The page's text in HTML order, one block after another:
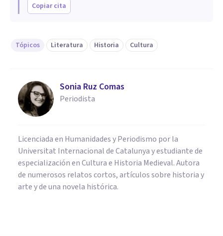
Copiar cita
Tópicos Literatura Historia Cultura
Sonia Ruz Comas
Periodista
Licenciada en Humanidades y Periodismo por la
Universitat Internacional de Catalunya y estudiante de
especialización en Cultura e Historia Medieval. Autora
de numerosos relatos cortos, artículos sobre historia y
arte y de una novela histórica.